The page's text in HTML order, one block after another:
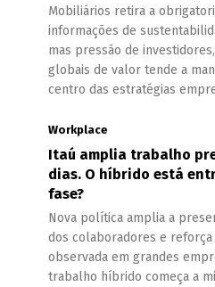
Mobiliários retira a
informações de
mas pressão de
globais de valor tende a
centro das estratégias
Workplace
Itaú amplia trabalho
dias. O híbrido está
fase?
Nova política amplia a
dos colaboradores e reforça
observada em grandes
trabalho híbrido começa a